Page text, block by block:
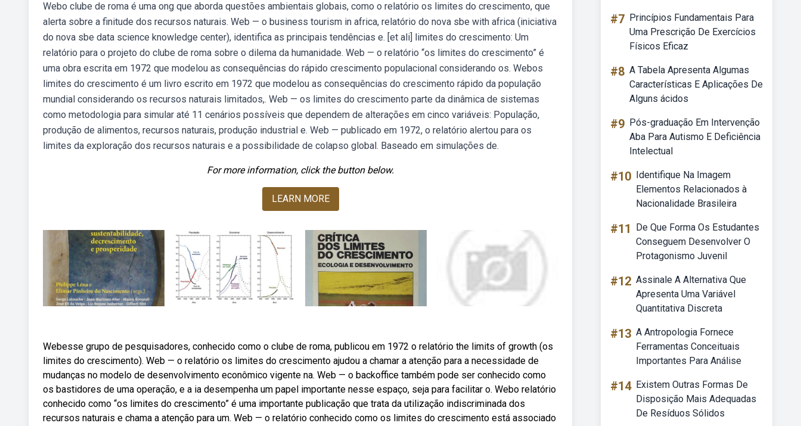
Webo clube de roma é uma ong que aborda questões ambientais globais, como o relatório os limites do crescimento, que
alerta sobre a finitude dos recursos naturais. Web — o business tourism in africa, relatório do nova sbe with africa (iniciativa
do nova sbe data science knowledge center), identifica as principais tendências e. [et ali] limites do crescimento: Um
relatório para o projeto do clube de roma sobre o dilema da humanidade. Web — o relatório “os limites do crescimento” é
uma obra escrita em 1972 que modelou as consequências do rápido crescimento populacional considerando os. Webos
limites do crescimento é um livro escrito em 1972 que modelou as consequências do crescimento rápido da população
mundial considerando os recursos naturais limitados,. Web — os limites do crescimento parte da dinâmica de sistemas
como metodologia para simular até 11 cenários possíveis que dependem de alterações em cinco variáveis: População,
produção de alimentos, recursos naturais, produção industrial e. Web — publicado em 1972, o relatório alertou para os
limites da exploração dos recursos naturais e a possibilidade de colapso global. Baseado em simulações de.
For more information, click the button below.
LEARN MORE
Webesse grupo de pesquisadores, conhecido como o clube de roma, publicou em 1972 o relatório the limits of growth (os
limites do crescimento). Web — o relatório os limites do crescimento ajudou a chamar a atenção para a necessidade de
mudanças no modelo de desenvolvimento econômico vigente na. Web — o backoffice também pode ser conhecido como
os bastidores de uma operação, e a ia desempenha um papel importante nesse espaço, seja para facilitar o. Webo relatório
conhecido como “os limites do crescimento” é uma importante publicação que trata da utilização indiscriminada dos
recursos naturais e chama a atenção para um. Web — o relatório conhecido como os limites do crescimento está associado
#7 Princípios Fundamentais Para
Uma Prescrição De Exercícios
Físicos Eficaz
#8 A Tabela Apresenta Algumas
Características E Aplicações De
Alguns ácidos
#9 Pós-graduação Em Intervenção
Aba Para Autismo E Deficiência
Intelectual
#10 Identifique Na Imagem
Elementos Relacionados à
Nacionalidade Brasileira
#11
De Que Forma Os Estudantes
Conseguem Desenvolver O
Protagonismo Juvenil
#12 Assinale A Alternativa Que
Apresenta Uma Variável
Quantitativa Discreta
#13 A Antropologia Fornece
Ferramentas Conceituais
Importantes Para Análise
#14 Existem Outras Formas De
Disposição Mais Adequadas
De Resíduos Sólidos